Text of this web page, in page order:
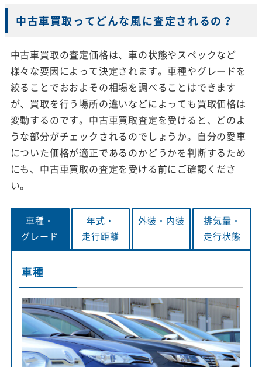
中古車買取ってどんな風に査定されるの？
中古車買取の査定価格は、車の状態やスペックなど
様々な要因によって決定されます。車種やグレードを
絞ることでおおよその相場を調べることはできます
が、買取を行う場所の違いなどによっても買取価格は
変動するのです。中古車買取査定を受けると、どのよ
うな部分がチェックされるのでしょうか。自分の愛車
についた価格が適正であるのかどうかを判断するため
にも、中古車買取の査定を受ける前にご確認くださ
い。
車種・
グレード
年式・
走行距離
外装・ 内装
排気量・
走行状態
車種